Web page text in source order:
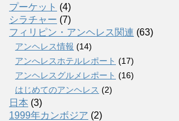
プーケット (4)
シラチャー (7)
フィリピン・アンヘレス関連 (63)
アンヘレス情報 (14)
アンへレスホテルレポート (17)
アンヘレスグルメレポート (16)
はじめてのアンヘレス (2)
日本 (3)
1999年カンボジア (2)